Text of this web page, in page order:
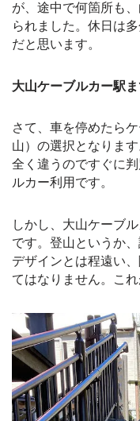
が、途中で何箇所も
られました。休日は
だと思います。
大山ケーブルカー駅
さて、車を停めたら
山）の選択となりま
全く違うのですぐに
ルカー利用です。
しかし、大山ケーブ
です。登山というか
デザインとは程遠い
てはなりません。こ